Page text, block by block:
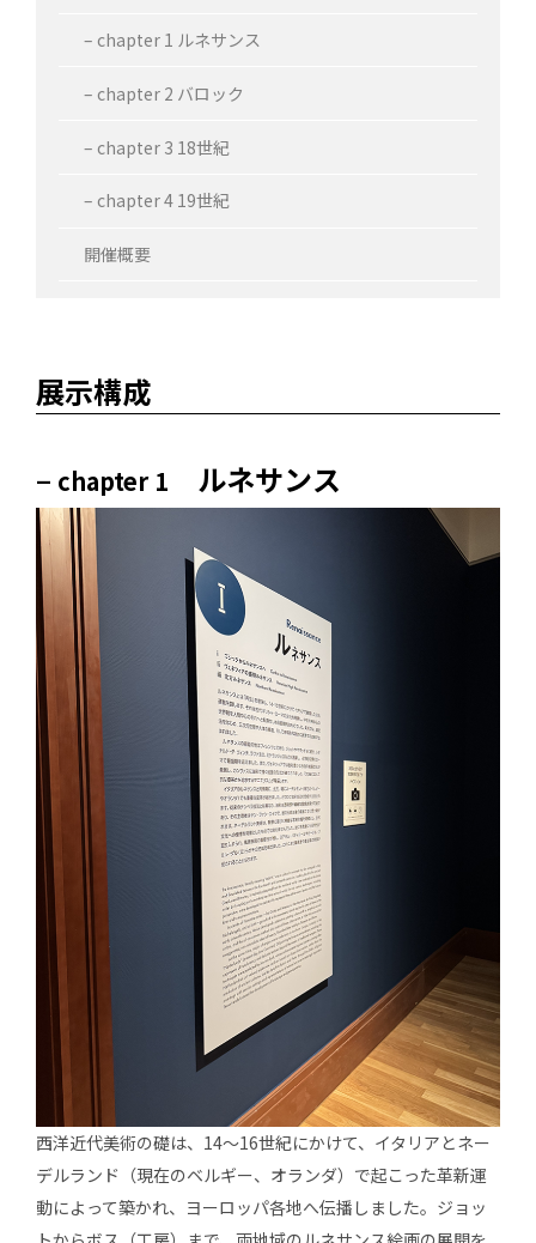
– chapter 1 ルネサンス
– chapter 2 バロック
– chapter 3 18世紀
– chapter 4 19世紀
開催概要
展示構成
– chapter 1 ルネサンス
西洋近代美術の礎は、14～16世紀にかけて、イタリアとネー
デルランド（現在のベルギー、オランダ）で起こった革新運
動によって築かれ、ヨーロッパ各地へ伝播しました。ジョッ